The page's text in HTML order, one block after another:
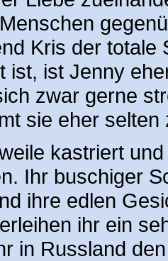
Kris der
ist, ist Jenny
zwar gerne
sie eher
kastriert
Ihr buschiger
ihre edlen
ihr ein
in Russland